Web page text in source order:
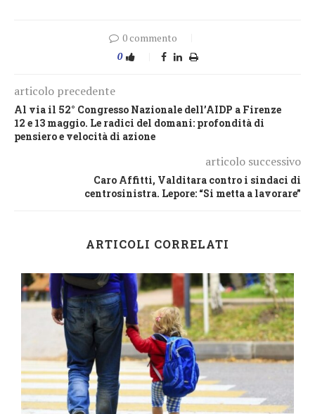
0 commento
0
articolo precedente
Al via il 52° Congresso Nazionale dell’AIDP a Firenze
12 e 13 maggio. Le radici del domani: profondità di
pensiero e velocità di azione
articolo successivo
Caro Affitti, Valditara contro i sindaci di
centrosinistra. Lepore: “Si metta a lavorare”
ARTICOLI CORRELATI